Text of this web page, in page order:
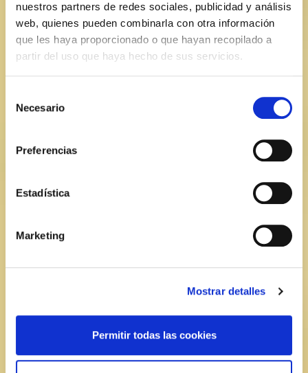
nuestros partners de redes sociales, publicidad y análisis
web, quienes pueden combinarla con otra información
que les haya proporcionado o que hayan recopilado a
partir del uso que haya hecho de sus servicios.
Necesario
Preferencias
Estadística
Marketing
Mostrar detalles
Permitir todas las cookies
Contacta con nosotros
(+34) 971 36 30 52
pedidos@comercialcatchot.com